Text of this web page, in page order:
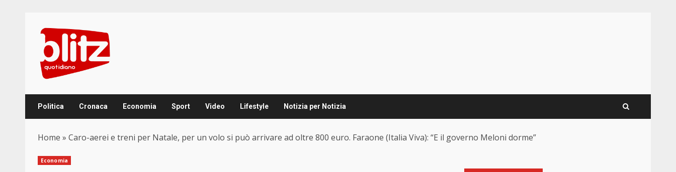
content
Politica Cronaca Economia Sport Video Lifestyle Notizia per Notizia
Home » Caro-aerei e treni per Natale, per un volo si può arrivare ad oltre 800 euro. Faraone (Italia Viva): “E il governo Meloni dorme”
Economia